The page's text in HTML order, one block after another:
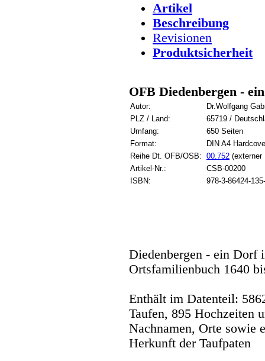
Artikel
Beschreibung
Revisionen
Produktsicherheit
OFB Diedenbergen -
Autor:
Dr.Wolfgang
PLZ / Land:
65719 /
Umfang:
650 Seiten
Format:
DIN A4
Reihe Dt. OFB/OSB: 00.752 (externer
Artikel-Nr.:
CSB-00200
ISBN:
978-3-86424-
Diedenbergen - ein Dorf
Ortsfamilienbuch 1640
Enthält im Datenteil:
Taufen, 895 Hochzeiten
Nachnamen, Orte sowie
Herkunft der Taufpaten